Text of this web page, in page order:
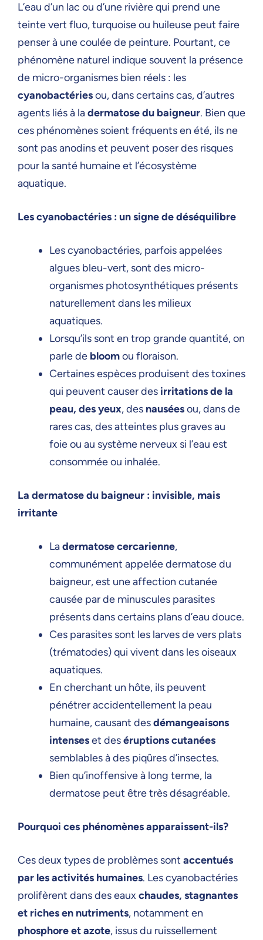
L’eau d’un lac ou d’une rivière qui prend une
teinte vert fluo, turquoise ou huileuse peut faire
penser à une coulée de peinture. Pourtant, ce
phénomène naturel indique souvent la présence
de micro-organismes bien réels : les
cyanobactériesou, dans certains cas, d’autres
agents liés à ladermatose du baigneur. Bien que
ces phénomènes soient fréquents en été, ils ne
sont pas anodins et peuvent poser des risques
pour la santé humaine et l’écosystème
aquatique.
Les cyanobactéries : un signe de déséquilibre
Les cyanobactéries, parfois appelées
algues bleu-vert, sont des micro-
organismes photosynthétiques présents
naturellement dans les milieux
aquatiques.
Lorsqu’ils sont en trop grande quantité, on
parle de bloomou floraison.
Certaines espèces produisent des toxines
qui peuvent causer des irritations de la
peau, des yeux, des nauséesou, dans de
rares cas, des atteintes plus graves au
foie ou au système nerveux si l’eau est
consommée ou inhalée.
La dermatose du baigneur : invisible, mais
irritante
Ladermatose cercarienne,
communément appelée dermatose du
baigneur, est une affection cutanée
causée par de minuscules parasites
présents dans certains plans d’eau douce.
Ces parasites sont les larves de vers plats
(trématodes) qui vivent dans les oiseaux
aquatiques.
En cherchant un hôte, ils peuvent
pénétrer accidentellement la peau
humaine, causant desdémangeaisons
intenseset deséruptions cutanées
semblables à des piqûres d’insectes.
Bien qu’inoffensive à long terme, la
dermatose peut être très désagréable.
Pourquoi ces phénomènes apparaissent-ils?
Ces deux types de problèmes sont accentués
par les activités humaines. Les cyanobactéries
prolifèrent dans des eaux chaudes, stagnantes
et riches en nutriments, notamment en
phosphore et azote, issus du ruissellement